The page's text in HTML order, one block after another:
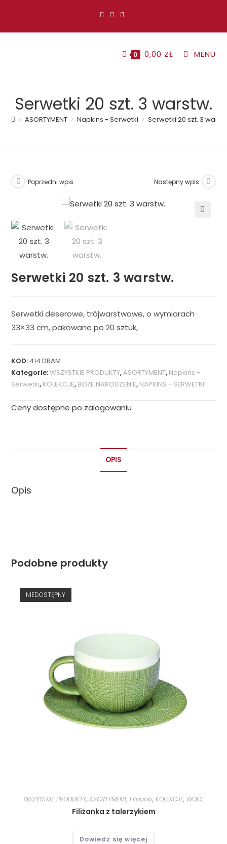
0 0,00 ZŁ MENU
Serwetki 20 szt. 3 warstw.
> ASORTYMENT > Napkins - Serwetki > Serwetki 20 szt. 3
Poprzedni wpis Następny wpis
Serwetki 20 szt. 3 warstw.
Serwetki deserowe, trójwarstwowe, o wymiarach
33×33 cm, pakowane po 20 sztuk,
KOD: 414 DRAM
Kategorie:WSZYSTKIE PRODUKTY,ASORTYMENT, Napkins -
Serwetki, KOLEKCJE, BOŻE NARODZENIE, NAPKINS - SERWETKI
Ceny dostępne po zalogowaniu
OPIS
Opis
Podobne produkty
NIEDOSTĘPNY
WSZYSTKIE PRODUKTY, ASORTYMENT, Filiżanki, KOLEKCJE, WOOL
Filiżanka z talerzykiem
Dowiedz się więcej